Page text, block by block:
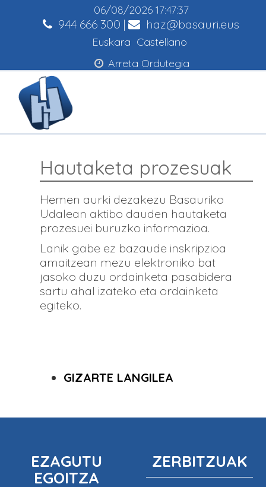
06/08/2026 17:47:37
944 666 300 | haz@basauri.eus
Euskara Castellano
Arreta Ordutegia
Hautaketa prozesuak
Hemen aurki dezakezu Basauriko
Udalean aktibo dauden hautaketa
prozesuei buruzko informazioa.
Lanik gabe ez bazaude inskripzioa
amaitzean mezu elektroniko bat
jasoko duzu ordainketa pasabidera
sartu ahal izateko eta ordainketa
egiteko.
GIZARTE LANGILEA
EZAGUTU
EGOITZA
ZERBITZUAK